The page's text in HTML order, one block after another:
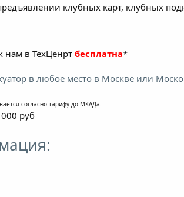
клубных карт, клубных
нам в ТехЦенрт бесплатна*
в любое место в Москве или
согласно тарифу до МКАДа.
руб